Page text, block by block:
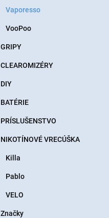
Vaporesso
VooPoo
GRIPY
CLEAROMIZÉRY
DIY
BATÉRIE
PRÍSLUŠENSTVO
NIKOTÍNOVÉ VRECÚŠKA
Killa
Pablo
VELO
Značky